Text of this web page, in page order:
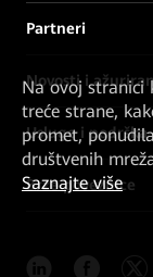
Partneri
Novosti i
Usluge i podrška
Brze poveznice
Na ovoj stranici
treće strane,
promet,
društvenih
Saznajte više